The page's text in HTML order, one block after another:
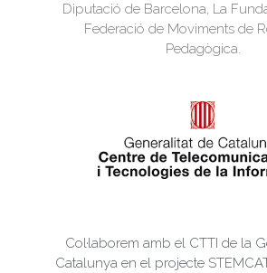
Diputació de Barcelona, La
Federació de Moviments de
Pedagògica.
Col·laborem amb el CTTI de la
Catalunya en el projecte